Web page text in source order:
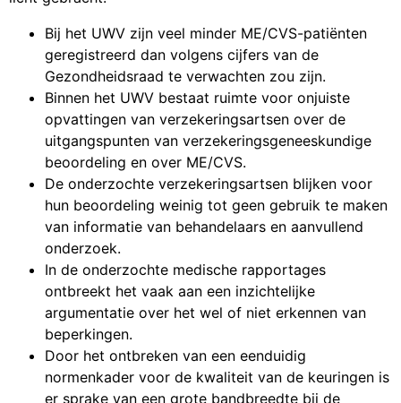
Bij het UWV zijn veel minder ME/CVS-patiënten
geregistreerd dan volgens cijfers van de
Gezondheidsraad te verwachten zou zijn.
Binnen het UWV bestaat ruimte voor onjuiste
opvattingen van verzekeringsartsen over de
uitgangspunten van verzekeringsgeneeskundige
beoordeling en over ME/CVS.
De onderzochte verzekeringsartsen blijken voor
hun beoordeling weinig tot geen gebruik te maken
van informatie van behandelaars en aanvullend
onderzoek.
In de onderzochte medische rapportages
ontbreekt het vaak aan een inzichtelijke
argumentatie over het wel of niet erkennen van
beperkingen.
Door het ontbreken van een eenduidig
normenkader voor de kwaliteit van de keuringen is
er sprake van een grote bandbreedte bij de